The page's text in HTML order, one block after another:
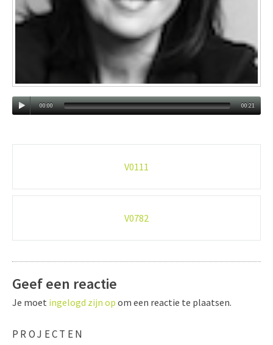
00:00 00:21
V0111
V0782
Geef een reactie
Je moet ingelogd zijn op om een reactie te plaatsen.
PROJECTEN